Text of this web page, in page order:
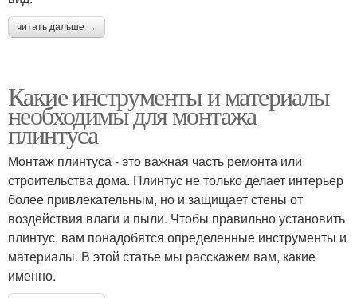
читать дальше →
Какие инструменты и материалы
необходимы для монтажа
плинтуса
Монтаж плинтуса - это важная часть ремонта или
строительства дома. Плинтус не только делает интерьер
более привлекательным, но и защищает стены от
воздействия влаги и пыли. Чтобы правильно установить
плинтус, вам понадобятся определенные инструменты и
материалы. В этой статье мы расскажем вам, какие
именно.